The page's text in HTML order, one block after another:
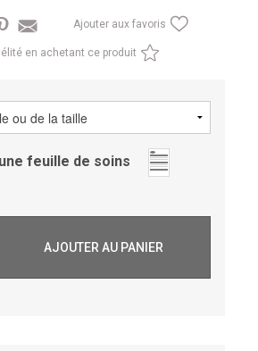
Ajouter aux favoris
en achetant ce produit
feuille de soins
AJOUTER AU PANIER